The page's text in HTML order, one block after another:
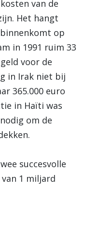
van de
Het hangt
op
in 1991 ruim 33
voor de
in Irak niet bij
365.000 euro
in Haïti was
om de
succesvolle
1 miljard